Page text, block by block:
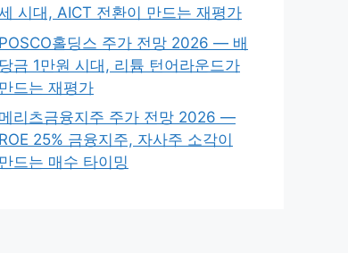
시대, AICT 전환이 만드는 재평가
POSCO홀딩스 주가 전망 2026 — 배
당금 1만원 시대, 리튬 턴어라운드가
만드는 재평가
메리츠금융지주 주가 전망 2026 —
ROE 25% 금융지주, 자사주 소각이
만드는 매수 타이밍